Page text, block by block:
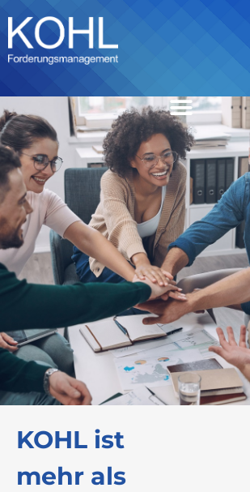
KOHL ist
mehr als